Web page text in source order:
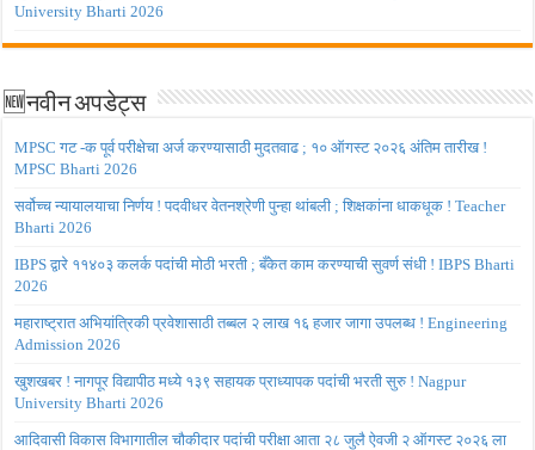
University Bharti 2026
🆕नवीन अपडेट्स
MPSC गट -क पूर्व परीक्षेचा अर्ज करण्यासाठी मुदतवाढ ; १० ऑगस्ट २०२६ अंतिम तारीख !
MPSC Bharti 2026
सर्वोच्च न्यायालयाचा निर्णय ! पदवीधर वेतनश्रेणी पुन्हा थांबली ; शिक्षकांना धाकधूक ! Teacher
Bharti 2026
IBPS द्वारे ११४०३ कलर्क पदांची मोठी भरती ; बँकेत काम करण्याची सुवर्ण संधी ! IBPS Bharti
2026
महाराष्ट्रात अभियांत्रिकी प्रवेशासाठी तब्बल २ लाख १६ हजार जागा उपलब्ध ! Engineering
Admission 2026
खुशखबर ! नागपूर विद्यापीठ मध्ये १३९ सहायक प्राध्यापक पदांची भरती सुरु ! Nagpur
University Bharti 2026
आदिवासी विकास विभागातील चौकीदार पदांची परीक्षा आता २८ जुलै ऐवजी २ ऑगस्ट २०२६ ला